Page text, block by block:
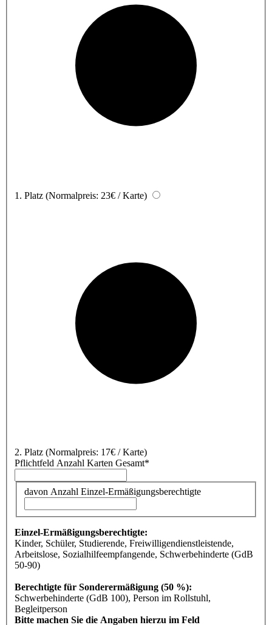
1. Platz (Normalpreis: 23€ / Karte)
2. Platz (Normalpreis: 17€ / Karte)
Pflichtfeld Anzahl Karten Gesamt*
davon Anzahl Einzel-Ermäßigungsberechtigte
Einzel-Ermäßigungsberechtigte:
Kinder, Schüler, Studierende, Freiwilligendienstleistende,
Arbeitslose, Sozialhilfeempfangende, Schwerbehinderte (GdB
50-90)
Berechtigte für Sonderermäßigung (50 %):
Schwerbehinderte (GdB 100), Person im Rollstuhl,
Begleitperson
Bitte machen Sie die Angaben hierzu im Feld